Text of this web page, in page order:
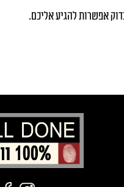
אפשרות להגיע אליכם.